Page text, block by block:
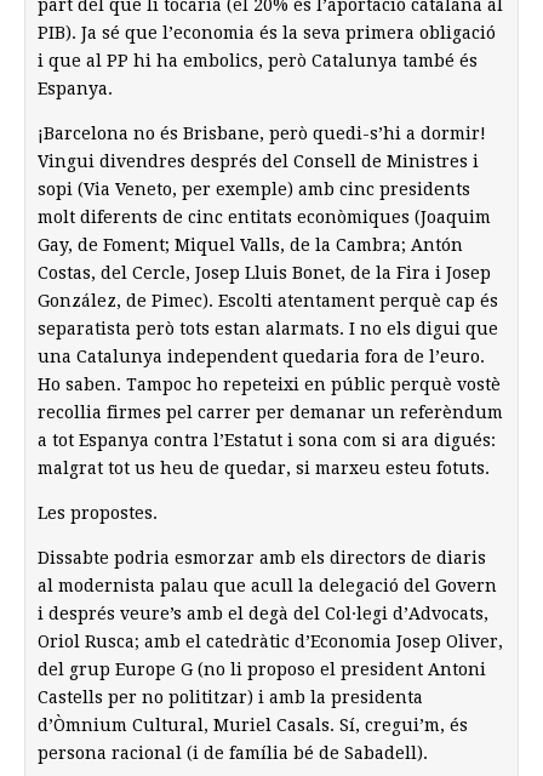
part del que li tocaria (el 20% és l’aportació catalana al
PIB). Ja sé que l’economia és la seva primera obligació
i que al PP hi ha embolics, però Catalunya també és
Espanya.
¡Barcelona no és Brisbane, però quedi-s’hi a dormir!
Vingui divendres després del Consell de Ministres i
sopi (Via Veneto, per exemple) amb cinc presidents
molt diferents de cinc entitats econòmiques (Joaquim
Gay, de Foment; Miquel Valls, de la Cambra; Antón
Costas, del Cercle, Josep Lluis Bonet, de la Fira i Josep
González, de Pimec). Escolti atentament perquè cap és
separatista però tots estan alarmats. I no els digui que
una Catalunya independent quedaria fora de l’euro.
Ho saben. Tampoc ho repeteixi en públic perquè vostè
recollia firmes pel carrer per demanar un referèndum
a tot Espanya contra l’Estatut i sona com si ara digués:
malgrat tot us heu de quedar, si marxeu esteu fotuts.
Les propostes.
Dissabte podria esmorzar amb els directors de diaris
al modernista palau que acull la delegació del Govern
i després veure’s amb el degà del Col·legi d’Advocats,
Oriol Rusca; amb el catedràtic d’Economia Josep Oliver,
del grup Europe G (no li proposo el president Antoni
Castells per no polititzar) i amb la presidenta
d’Òmnium Cultural, Muriel Casals. Sí, cregui’m, és
persona racional (i de família bé de Sabadell).